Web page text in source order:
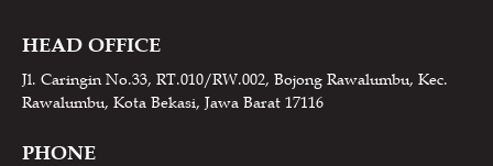
HEAD OFFICE
Jl. Caringin No.33, RT.010/RW.002, Bojong Rawalumbu, Kec.
Rawalumbu, Kota Bekasi, Jawa Barat 17116
PHONE